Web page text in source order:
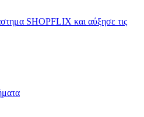
SHOPFLIX και αύξησε τις